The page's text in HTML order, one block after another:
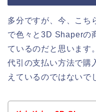
多分ですが、今、こち
で色々と3D Shaperの
ているのだと思います
代引の支払い方法で購
えているのではないで